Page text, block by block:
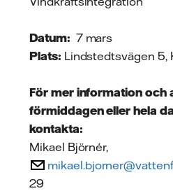
Datum: 7 mars
Plats: Lindstedtsvägen 5,
För mer information och
förmiddagen eller hela
kontakta:
Mikael Björnér,
29